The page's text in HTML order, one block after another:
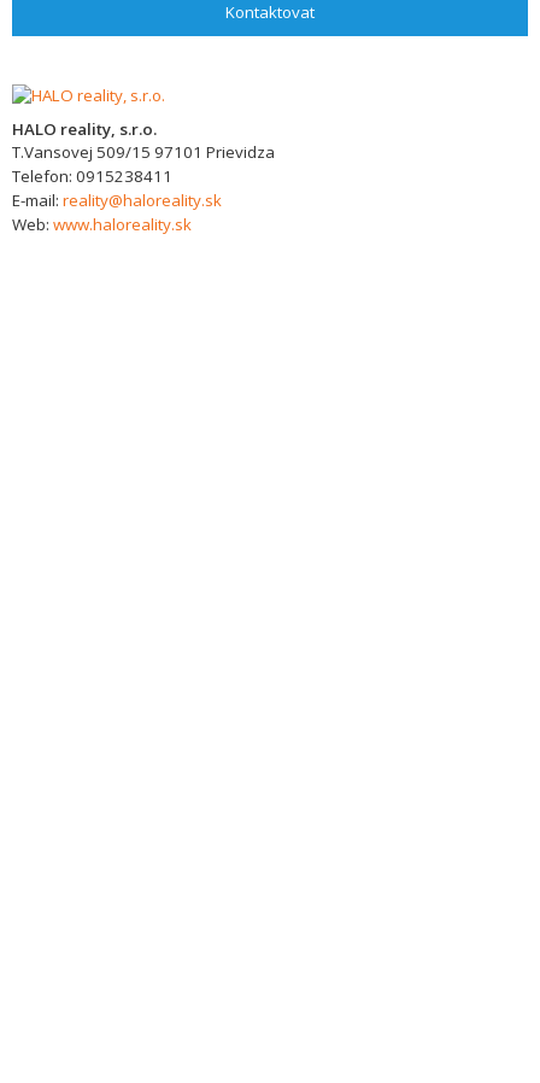
Kontaktovat
HALO reality, s.r.o.
T.Vansovej 509/15 97101 Prievidza
Telefon: 0915238411
E-mail: reality@haloreality.sk
Web: www.haloreality.sk